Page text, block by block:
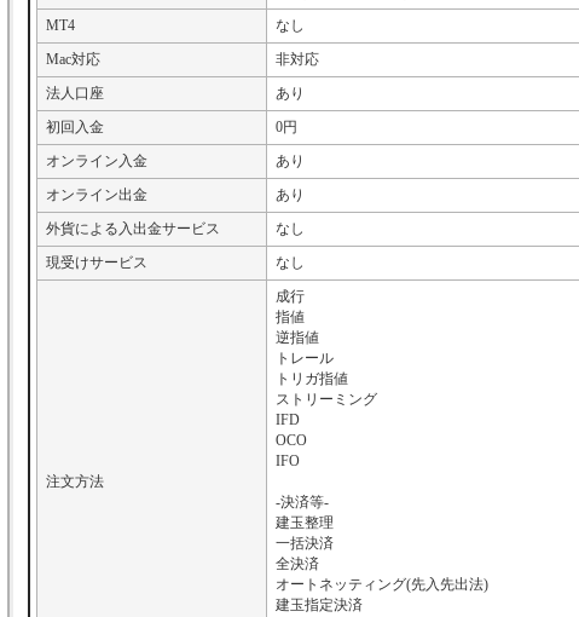
MT4
なし
Mac対応
非対応
法人口座
あり
初回入金
0円
オンライン入金
あり
オンライン出金
あり
外貨による入出金サービス
なし
現受けサービス
なし
注文方法
成行
指値
逆指値
トレール
トリガ指値
ストリーミング
IFD
OCO
IFO
-決済等-
建玉整理
一括決済
全決済
オートネッティング(先入先出法)
建玉指定決済